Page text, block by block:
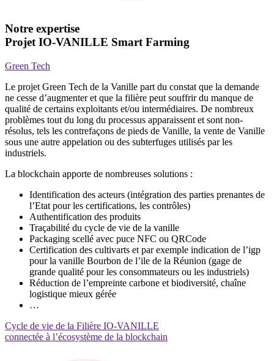
Notre expertise
Projet IO-VANILLE Smart Farming
Green Tech
Le projet Green Tech de la Vanille part du constat que la demande
ne cesse d’augmenter et que la filière peut souffrir du manque de
qualité de certains exploitants et/ou intermédiaires. De nombreux
problèmes tout du long du processus apparaissent et sont non-
résolus, tels les contrefaçons de pieds de Vanille, la vente de Vanille
sous une autre appelation ou des subterfuges utilisés par les
industriels.
La blockchain apporte de nombreuses solutions :
Identification des acteurs (intégration des parties prenantes de
l’Etat pour les certifications, les contrôles)
Authentification des produits
Traçabilité du cycle de vie de la vanille
Packaging scellé avec puce NFC ou QRCode
Certification des cultivarts et par exemple indication de l’igp
pour la vanille Bourbon de l’ile de la Réunion (gage de
grande qualité pour les consommateurs ou les industriels)
Réduction de l’empreinte carbone et biodiversité, chaîne
logistique mieux gérée
…
Cycle de vie de la Filière IO-VANILLE
connectée à l’écosystème de la blockchain